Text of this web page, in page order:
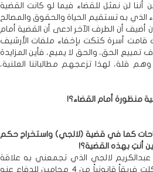
لن نمثل للقضاء فيما لو كانت القضية
به تستقيم الحياة والحقوق والمصالح
أضيف أن الطرف الآخر ادعى أن القضية أمام
أسرة كتكت بإخفاء ملفات الأرشيف
الحق، والحق لا يميع، فأين المزايدة
قلة، لهذا تزعجهم مطالباتنا العلنية،
منظورة أمام القضاء؟!
كما في قضية (لالجي) واستخراج حكم
أنتِ بهذه القضية؟!
عبدالكريم لالجي الذي تجمعني به علاقة
أخوية ومعرفة من سنوات طويلة قبل اعتقاله، وشكلت فريقاً قانونياً من 4 محامين للدفاع عنه